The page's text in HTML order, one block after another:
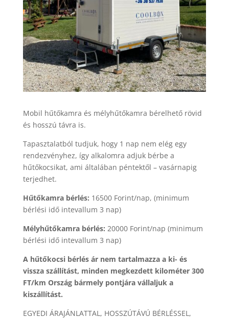
Mobil hűtőkamra és mélyhűtőkamra bérelhető rövid
és hosszú távra is.
Tapasztalatból tudjuk, hogy 1 nap nem elég egy
rendezvényhez, így alkalomra adjuk bérbe a
hűtőkocsikat, ami általában péntektől – vasárnapig
terjedhet.
Hűtőkamra bérlés: 16500 Forint/nap, (minimum
bérlési idő intevallum 3 nap)
Mélyhűtőkamra bérlés: 20000 Forint/nap (minimum
bérlési idő intevallum 3 nap)
A hűtőkocsi bérlés ár nem tartalmazza a ki- és
vissza szállítást, minden megkezdett kilométer 300
FT/km Ország bármely pontjára vállaljuk a
kiszállítást.
EGYEDI ÁRAJÁNLATTAL, HOSSZÚTÁVÚ BÉRLÉSSEL,